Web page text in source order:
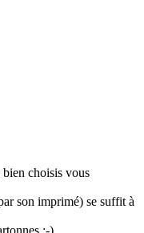
bien choisis vous
son imprimé) se suffit à
;-)